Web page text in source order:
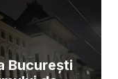
București